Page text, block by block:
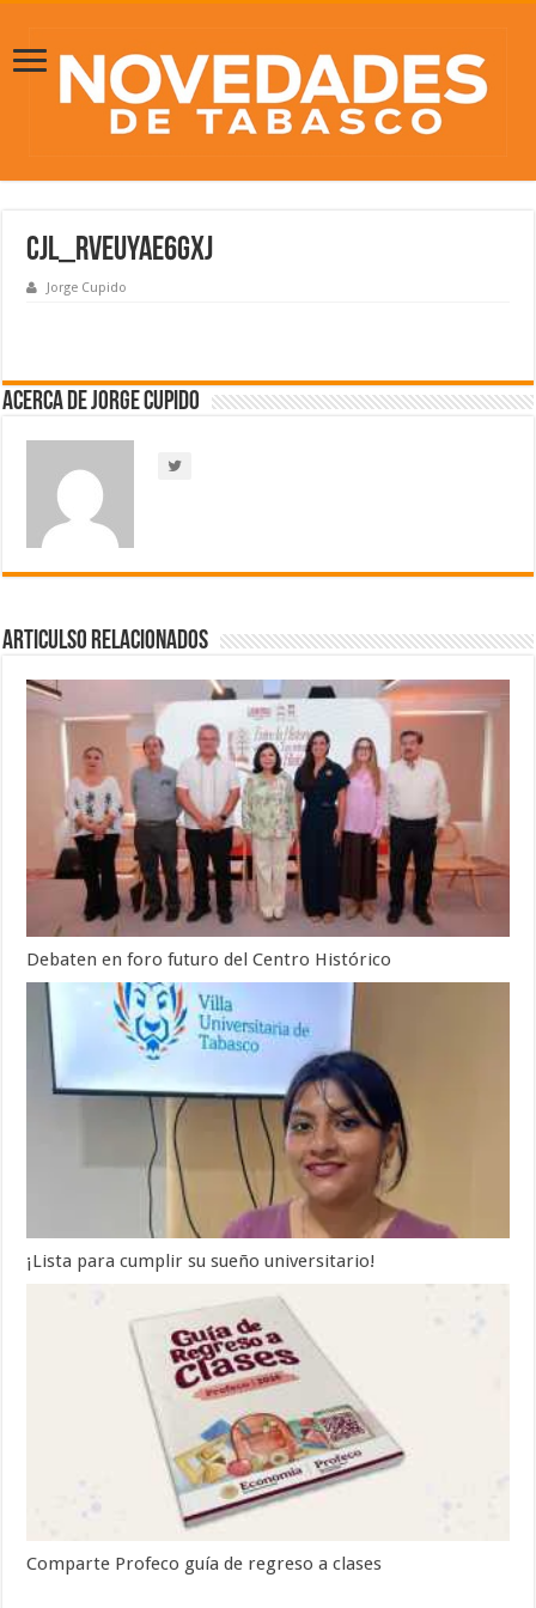
CjL_RVeUYAE6gXJ
Jorge Cupido
Acerca de Jorge Cupido
Articulso Relacionados
Debaten en foro futuro del Centro Histórico
¡Lista para cumplir su sueño universitario!
Comparte Profeco guía de regreso a clases